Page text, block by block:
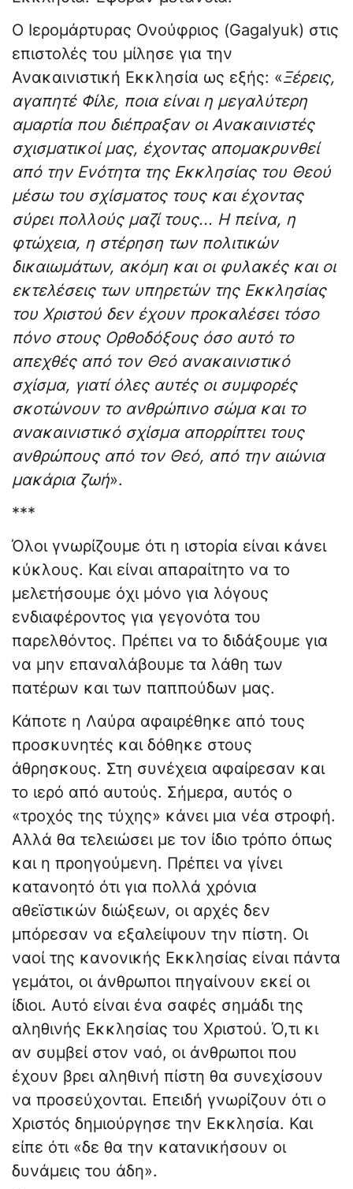
Ο Ιερομάρτυρας Ονούφριος (Gagalyuk) στις
επιστολές του μίλησε για την
Ανακαινιστική Εκκλησία ως εξής: «Ξέρεις,
αγαπητέ Φίλε, ποια είναι η μεγαλύτερη
αμαρτία που διέπραξαν οι Ανακαινιστές
σχισματικοί μας, έχοντας απομακρυνθεί
από την Ενότητα της Εκκλησίας του Θεού
μέσω του σχίσματος τους και έχοντας
σύρει πολλούς μαζί τους... Η πείνα, η
φτώχεια, η στέρηση των πολιτικών
δικαιωμάτων, ακόμη και οι φυλακές και οι
εκτελέσεις των υπηρετών της Εκκλησίας
του Χριστού δεν έχουν προκαλέσει τόσο
πόνο στους Ορθοδόξους όσο αυτό το
απεχθές από τον Θεό ανακαινιστικό
σχίσμα, γιατί όλες αυτές οι συμφορές
σκοτώνουν το ανθρώπινο σώμα και το
ανακαινιστικό σχίσμα απορρίπτει τους
ανθρώπους από τον Θεό, από την αιώνια
μακάρια ζωή».
***
Όλοι γνωρίζουμε ότι η ιστορία είναι κάνει
κύκλους. Και είναι απαραίτητο να το
μελετήσουμε όχι μόνο για λόγους
ενδιαφέροντος για γεγονότα του
παρελθόντος. Πρέπει να το διδάξουμε για
να μην επαναλάβουμε τα λάθη των
πατέρων και των παππούδων μας.
Κάποτε η Λαύρα αφαιρέθηκε από τους
προσκυνητές και δόθηκε στους
άθρησκους. Στη συνέχεια αφαίρεσαν και
το ιερό από αυτούς. Σήμερα, αυτός ο
«τροχός της τύχης» κάνει μια νέα στροφή.
Αλλά θα τελειώσει με τον ίδιο τρόπο όπως
και η προηγούμενη. Πρέπει να γίνει
κατανοητό ότι για πολλά χρόνια
αθεϊστικών διώξεων, οι αρχές δεν
μπόρεσαν να εξαλείψουν την πίστη. Οι
ναοί της κανονικής Εκκλησίας είναι πάντα
γεμάτοι, οι άνθρωποι πηγαίνουν εκεί οι
ίδιοι. Αυτό είναι ένα σαφές σημάδι της
αληθινής Εκκλησίας του Χριστού. Ό,τι κι
αν συμβεί στον ναό, οι άνθρωποι που
έχουν βρει αληθινή πίστη θα συνεχίσουν
να προσεύχονται. Επειδή γνωρίζουν ότι ο
Χριστός δημιούργησε την Εκκλησία. Και
είπε ότι «δε θα την κατανικήσουν οι
δυνάμεις του άδη».